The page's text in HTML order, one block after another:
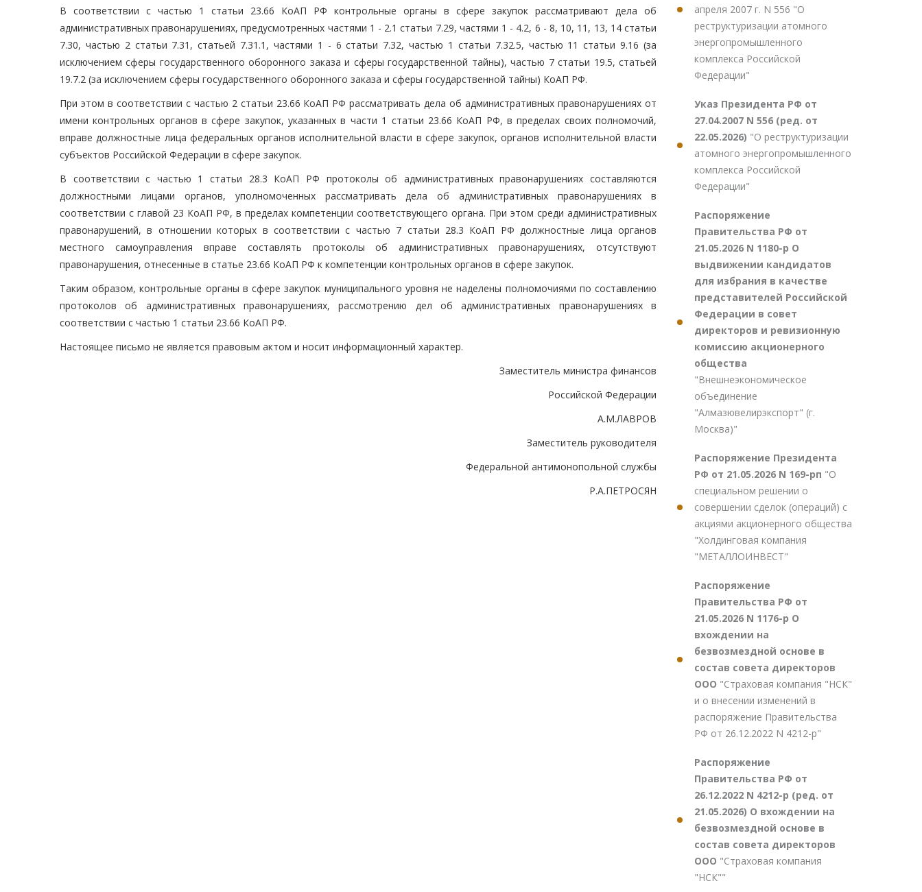
В соответствии с частью 1 статьи 23.66 КоАП РФ контрольные органы в сфере закупок рассматривают дела об
административных правонарушениях, предусмотренных частями 1 - 2.1 статьи 7.29, частями 1 - 4.2, 6 - 8, 10, 11, 13, 14 статьи
7.30, частью 2 статьи 7.31, статьей 7.31.1, частями 1 - 6 статьи 7.32, частью 1 статьи 7.32.5, частью 11 статьи 9.16 (за
исключением сферы государственного оборонного заказа и сферы государственной тайны), частью 7 статьи 19.5, статьей
19.7.2 (за исключением сферы государственного оборонного заказа и сферы государственной тайны) КоАП РФ.
При этом в соответствии с частью 2 статьи 23.66 КоАП РФ рассматривать дела об административных правонарушениях от
имени контрольных органов в сфере закупок, указанных в части 1 статьи 23.66 КоАП РФ, в пределах своих полномочий,
вправе должностные лица федеральных органов исполнительной власти в сфере закупок, органов исполнительной власти
субъектов Российской Федерации в сфере закупок.
В соответствии с частью 1 статьи 28.3 КоАП РФ протоколы об административных правонарушениях составляются
должностными лицами органов, уполномоченных рассматривать дела об административных правонарушениях в
соответствии с главой 23 КоАП РФ, в пределах компетенции соответствующего органа. При этом среди административных
правонарушений, в отношении которых в соответствии с частью 7 статьи 28.3 КоАП РФ должностные лица органов
местного самоуправления вправе составлять протоколы об административных правонарушениях, отсутствуют
правонарушения, отнесенные в статье 23.66 КоАП РФ к компетенции контрольных органов в сфере закупок.
Таким образом, контрольные органы в сфере закупок муниципального уровня не наделены полномочиями по составлению
протоколов об административных правонарушениях, рассмотрению дел об административных правонарушениях в
соответствии с частью 1 статьи 23.66 КоАП РФ.
Настоящее письмо не является правовым актом и носит информационный характер.
Заместитель министра финансов
Российской Федерации
А.М.ЛАВРОВ
Заместитель руководителя
Федеральной антимонопольной службы
Р.А.ПЕТРОСЯН
апреля 2007 г. N 556 "О
реструктуризации атомного
энергопромышленного
комплекса Российской
Федерации"
Указ Президента РФ от
27.04.2007 N 556 (ред. от
22.05.2026) "О реструктуризации
атомного энергопромышленного
комплекса Российской
Федерации"
Распоряжение
Правительства РФ от
21.05.2026 N 1180-р О
выдвижении кандидатов
для избрания в качестве
представителей Российской
Федерации в совет
директоров и ревизионную
комиссию акционерного
общества
"Внешнеэкономическое
объединение
"Алмазювелирэкспорт" (г.
Москва)"
Распоряжение Президента
РФ от 21.05.2026 N 169-рп "О
специальном решении о
совершении сделок (операций) с
акциями акционерного общества
"Холдинговая компания
"МЕТАЛЛОИНВЕСТ"
Распоряжение
Правительства РФ от
21.05.2026 N 1176-р О
вхождении на
безвозмездной основе в
состав совета директоров
ООО "Страховая компания "НСК"
и о внесении изменений в
распоряжение Правительства
РФ от 26.12.2022 N 4212-р"
Распоряжение
Правительства РФ от
26.12.2022 N 4212-р (ред. от
21.05.2026) О вхождении на
безвозмездной основе в
состав совета директоров
ООО "Страховая компания
"НСК""